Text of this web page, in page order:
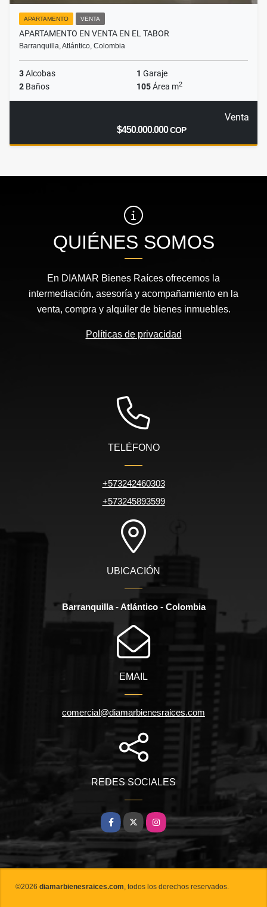
APARTAMENTO VENTA
APARTAMENTO EN VENTA EN EL TABOR
Barranquilla, Atlántico, Colombia
3Alcobas 1 Garaje
2 Baños 105Área m2
Venta
$450.000.000COP
QUIÉNES SOMOS
En DIAMAR Bienes Raíces ofrecemos la
intermediación, asesoría y acompañamiento en la
venta, compra y alquiler de bienes inmuebles.
Políticas de privacidad
TELÉFONO
+573242460303
+573245893599
UBICACIÓN
Barranquilla - Atlántico - Colombia
EMAIL
comercial@diamarbienesraices.com
REDES SOCIALES
Facebook
X Instagram
©2026 diamarbienesraices.com, todos los derechos reservados.